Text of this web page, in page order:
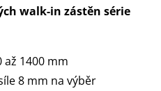
walk-in zástěn série
až 1400 mm
8 mm na výběr